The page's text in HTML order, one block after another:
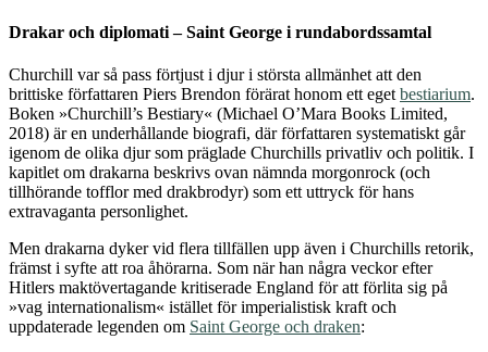
Drakar och diplomati – Saint George i rundabordssamtal
Churchill var så pass förtjust i djur i största allmänhet att den
brittiske författaren Piers Brendon förärat honom ett eget bestiarium.
Boken »Churchill’s Bestiary« (Michael O’Mara Books Limited,
2018) är en underhållande biografi, där författaren systematiskt går
igenom de olika djur som präglade Churchills privatliv och politik. I
kapitlet om drakarna beskrivs ovan nämnda morgonrock (och
tillhörande tofflor med drakbrodyr) som ett uttryck för hans
extravaganta personlighet.
Men drakarna dyker vid flera tillfällen upp även i Churchills retorik,
främst i syfte att roa åhörarna. Som när han några veckor efter
Hitlers maktövertagande kritiserade England för att förlita sig på
»vag internationalism« istället för imperialistisk kraft och
uppdaterade legenden om Saint George och draken: